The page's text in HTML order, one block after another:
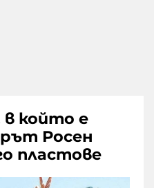
в който е
Росен
пластове